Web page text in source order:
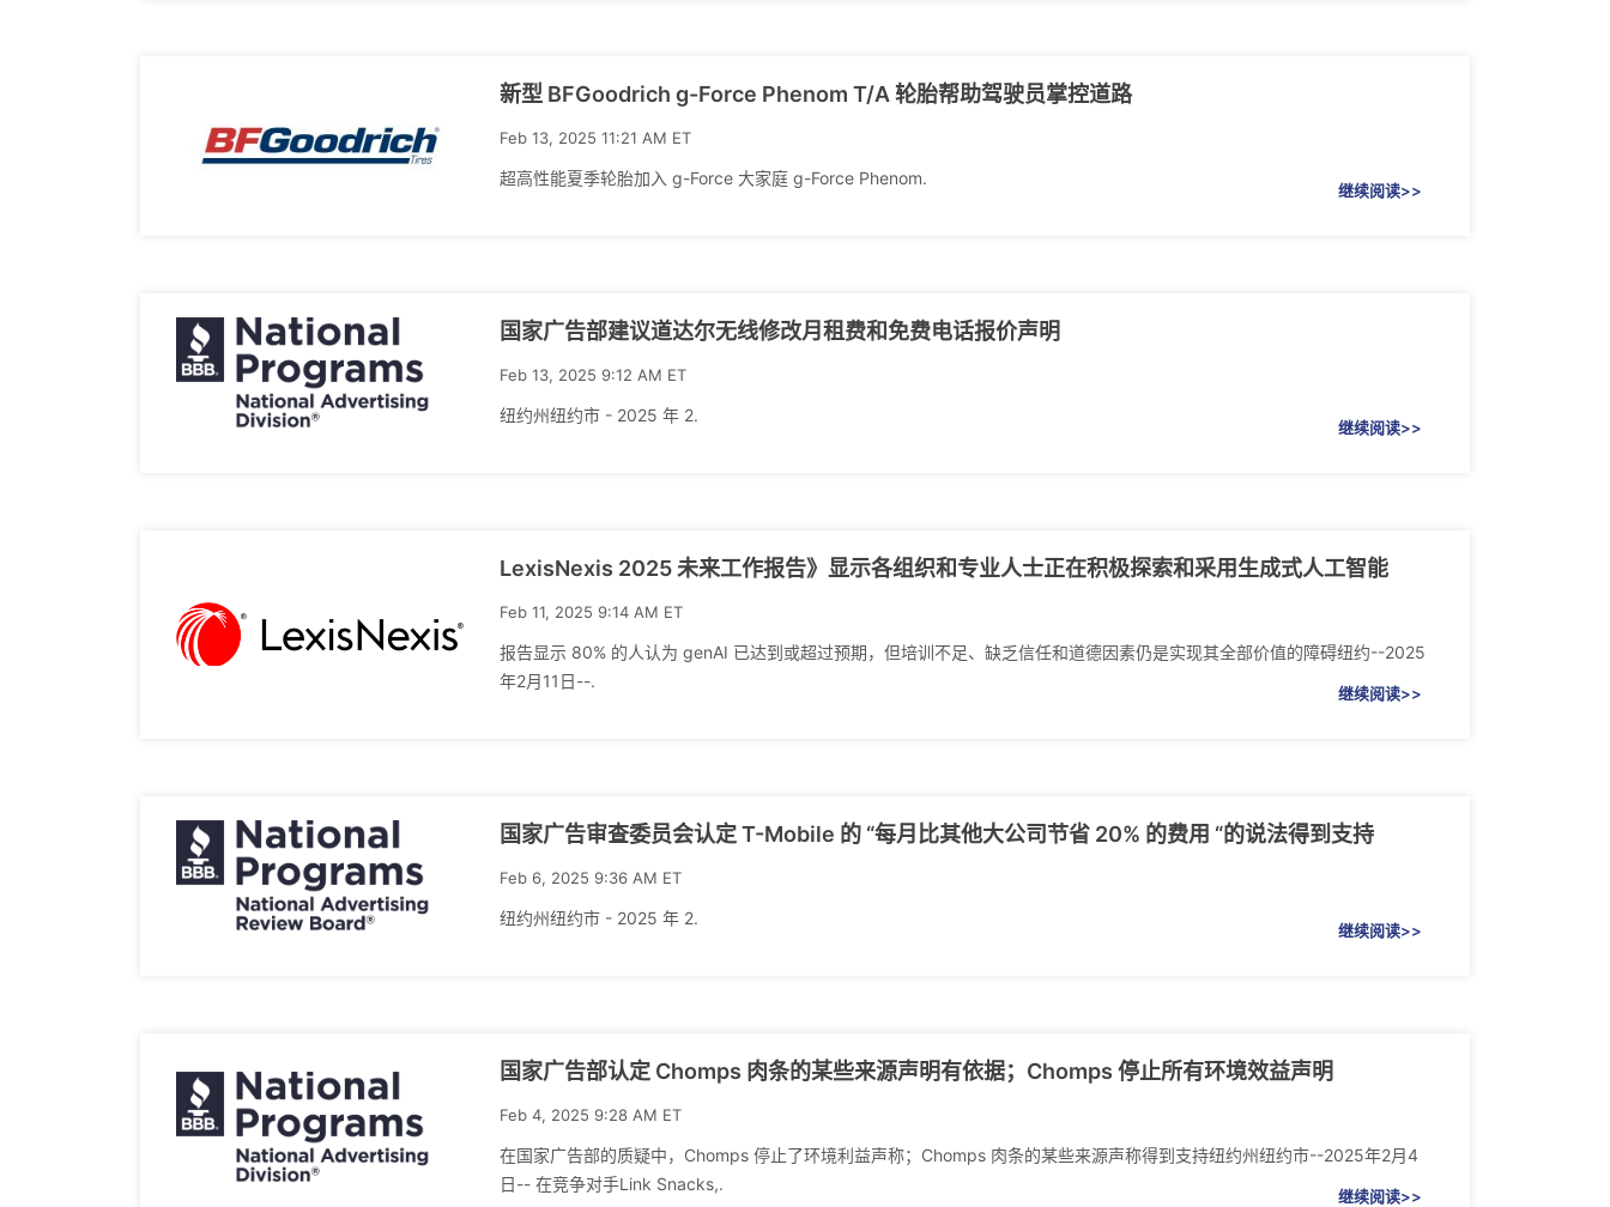
新型 BFGoodrich g-Force Phenom T/A 轮胎帮助驾驶员掌控道路
Feb 13, 2025 11:21 AM ET
超高性能夏季轮胎加入 g-Force 大家庭 g-Force Phenom.
继续阅读>>
国家广告部建议道达尔无线修改月租费和免费电话报价声明
Feb 13, 2025 9:12 AM ET
纽约州纽约市 - 2025 年 2.
继续阅读>>
LexisNexis 2025 未来工作报告》显示各组织和专业人士正在积极探索和采用生成式人工智能
Feb 11, 2025 9:14 AM ET
报告显示 80% 的人认为 genAI 已达到或超过预期，但培训不足、缺乏信任和道德因素仍是实现其全部价值的障碍纽约--2025
年2月11日--.
继续阅读>>
国家广告审查委员会认定 T-Mobile 的 “每月比其他大公司节省 20% 的费用 “的说法得到支持
Feb 6, 2025 9:36 AM ET
纽约州纽约市 - 2025 年 2.
继续阅读>>
国家广告部认定 Chomps 肉条的某些来源声明有依据；Chomps 停止所有环境效益声明
Feb 4, 2025 9:28 AM ET
在国家广告部的质疑中，Chomps 停止了环境利益声称；Chomps 肉条的某些来源声称得到支持纽约州纽约市--2025年2月4
日-- 在竞争对手Link Snacks,.
继续阅读>>